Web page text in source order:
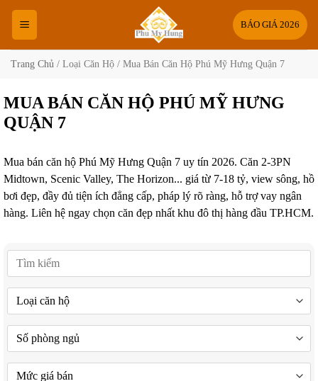
Bỏ
nội
dung
BÁO GIÁ 2026
Trang Chủ / Loại Căn Hộ / Mua Bán Căn Hộ Phú Mỹ Hưng Quận 7
MUA BÁN CĂN HỘ PHÚ MỸ HƯNG
QUẬN 7
Mua bán căn hộ Phú Mỹ Hưng Quận 7 uy tín 2026. Căn 2-3PN
Midtown, Scenic Valley, The Horizon... giá từ 7-18 tỷ, view sông, hồ
bơi đẹp, đầy đủ tiện ích đẳng cấp, pháp lý rõ ràng, hỗ trợ vay ngân
hàng. Liên hệ ngay chọn căn đẹp nhất khu đô thị hàng đầu TP.HCM.